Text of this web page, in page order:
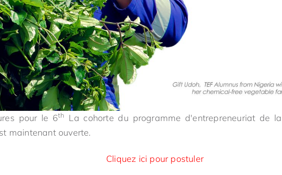
pour le 6th
La cohorte du programme d'entrepreneuriat de
maintenant ouverte.
Cliquez ici pour postuler